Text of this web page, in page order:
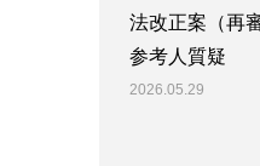
法改正案（再
参考人質疑
2026.05.29